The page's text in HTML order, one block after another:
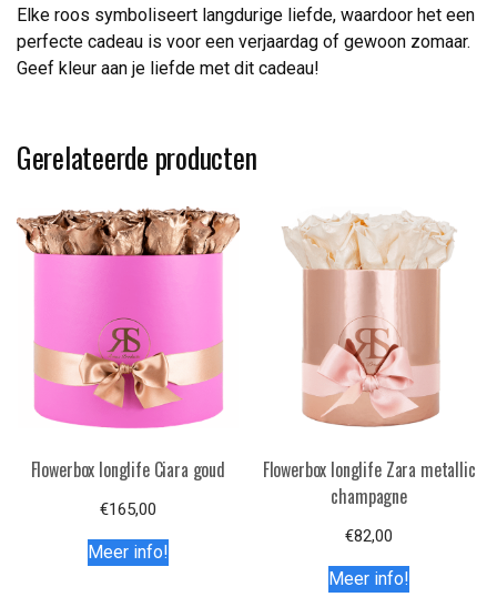
Elke roos symboliseert langdurige liefde, waardoor het een
perfecte cadeau is voor een verjaardag of gewoon zomaar.
Geef kleur aan je liefde met dit cadeau!
Gerelateerde producten
Flowerbox longlife Ciara goud
€165,00
Meer info!
Flowerbox longlife Zara metallic
champagne
€82,00
Meer info!